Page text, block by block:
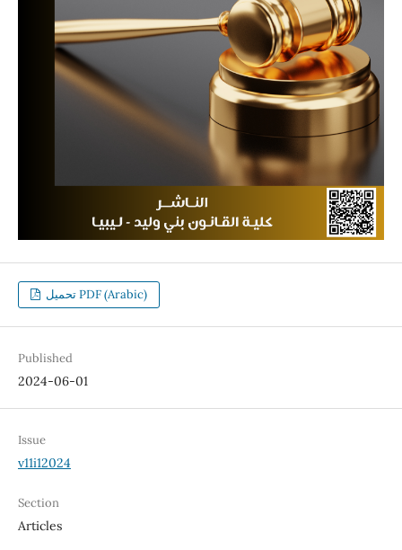
تحميل PDF (Arabic)
Published
2024-06-01
Issue
v11i12024
Section
Articles